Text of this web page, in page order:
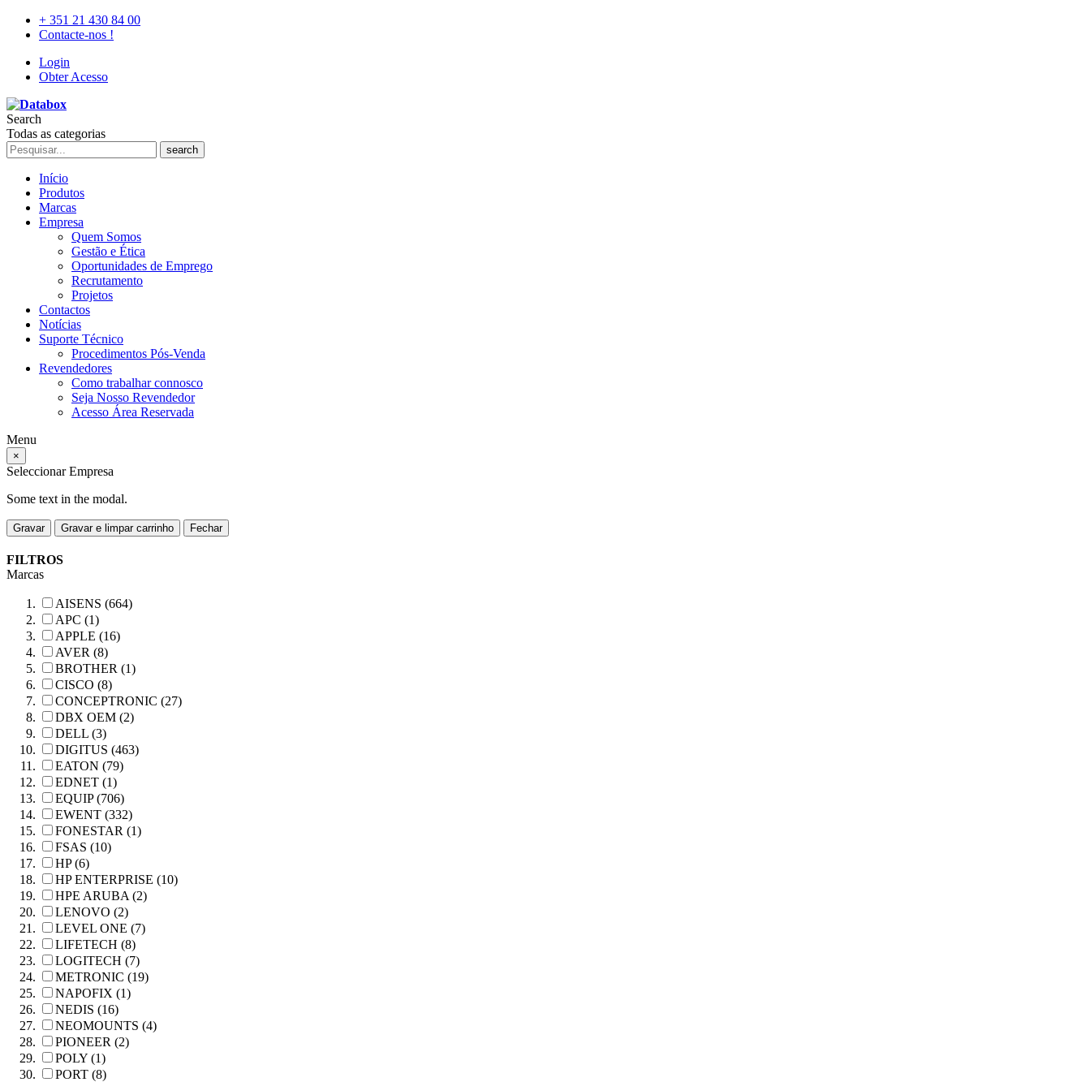
+ 351 21 430 84 00
Contacte-nos !
Login
Obter Acesso
Search
Todas as categorias
search
Início
Produtos
Marcas
Empresa
Quem Somos
Gestão e Ética
Oportunidades de Emprego
Recrutamento
Projetos
Contactos
Notícias
Suporte Técnico
Procedimentos Pós-Venda
Revendedores
Como trabalhar connosco
Seja Nosso Revendedor
Acesso Área Reservada
Menu
×
Seleccionar Empresa
Some text in the modal.
Gravar Gravar e limpar carrinho Fechar
FILTROS
Marcas
AISENS (664)
APC (1)
APPLE (16)
AVER (8)
BROTHER (1)
CISCO (8)
CONCEPTRONIC (27)
DBX OEM (2)
DELL (3)
DIGITUS (463)
EATON (79)
EDNET (1)
EQUIP (706)
EWENT (332)
FONESTAR (1)
FSAS (10)
HP (6)
HP ENTERPRISE (10)
HPE ARUBA (2)
LENOVO (2)
LEVEL ONE (7)
LIFETECH (8)
LOGITECH (7)
METRONIC (19)
NAPOFIX (1)
NEDIS (16)
NEOMOUNTS (4)
PIONEER (2)
POLY (1)
PORT (8)